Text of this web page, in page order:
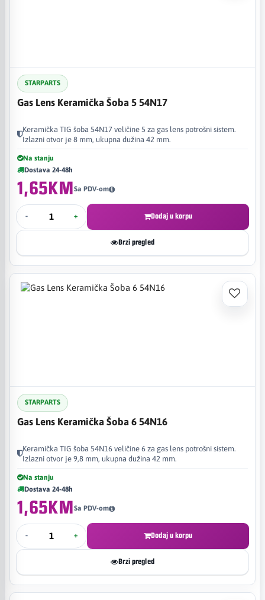
STARPARTS
Gas Lens Keramička Šoba 5 54N17
Keramička TIG šoba 54N17 veličine 5 za gas lens potrošni sistem.
Izlazni otvor je 8 mm, ukupna dužina 42 mm.
Na stanju
Dostava 24-48h
1,65KMSa PDV-om
- + Dodaj u korpu
Brzi pregled
STARPARTS
Gas Lens Keramička Šoba 6 54N16
Keramička TIG šoba 54N16 veličine 6 za gas lens potrošni sistem.
Izlazni otvor je 9,8 mm, ukupna dužina 42 mm.
Na stanju
Dostava 24-48h
1,65KMSa PDV-om
- + Dodaj u korpu
Brzi pregled